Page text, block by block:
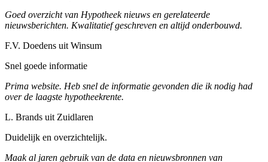
Goed overzicht van Hypotheek nieuws en gerelateerde
nieuwsberichten. Kwalitatief geschreven en altijd onderbouwd.
F.V. Doedens uit Winsum
Snel goede informatie
Prima website. Heb snel de informatie gevonden die ik nodig had
over de laagste hypotheekrente.
L. Brands uit Zuidlaren
Duidelijk en overzichtelijk.
Maak al jaren gebruik van de data en nieuwsbronnen van